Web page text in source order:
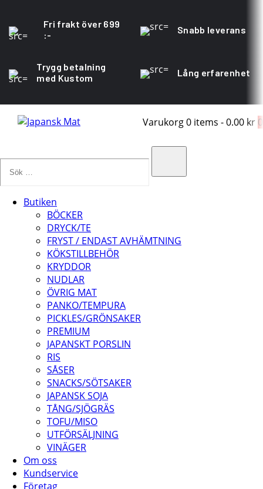
Fri frakt över 699
:-
Snabb leverans
Trygg betalning
med Kustom
Lång erfarenhet
Varukorg0 items -0.00 kr 0
Butiken
BÖCKER
DRYCK/TE
FRYST / ENDAST AVHÄMTNING
KÖKSTILLBEHÖR
KRYDDOR
NUDLAR
ÖVRIG MAT
PANKO/TEMPURA
PICKLES/GRÖNSAKER
PREMIUM
JAPANSKT PORSLIN
RIS
SÅSER
SNACKS/SÖTSAKER
JAPANSK SOJA
TÅNG/SJÖGRÄS
TOFU/MISO
UTFÖRSÄLJNING
VINÄGER
Om oss
Kundservice
Företag